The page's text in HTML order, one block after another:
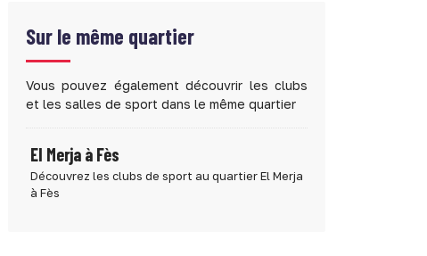
Sur le même quartier
Vous pouvez également découvrir les clubs
et les salles de sport dans le même quartier
El Merja à Fès
Découvrez les clubs de sport au quartier El Merja
à Fès